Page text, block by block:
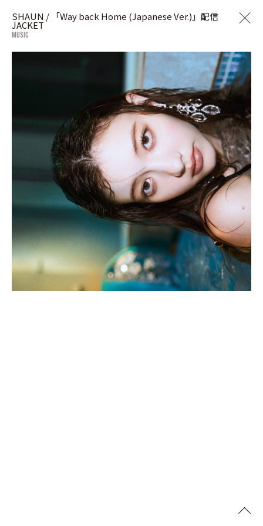
SHAUN / 「Way back Home (Japanese Ver.)」配信
JACKET
MUSIC